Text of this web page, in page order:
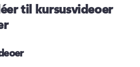
til kursusvideoer